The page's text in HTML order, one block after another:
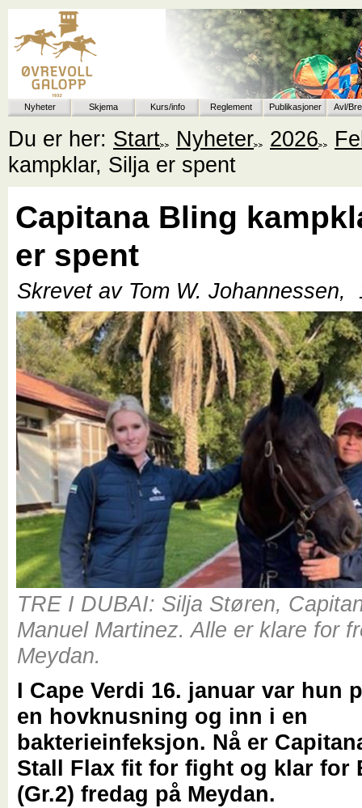
Nyheter Skjema Kurs/info Reglement Publikasjoner Avl/
Du er her: Start Nyheter 2026
kampklar, Silja er spent
Capitana Bling
er spent
Skrevet av Tom W. Johannessen,
TRE I DUBAI: Silja Støren,
Manuel Martinez. Alle er klare for
Meydan.
I Cape Verdi 16. januar var hun
en hovknusning og inn i en
bakterieinfeksjon. Nå er
Stall Flax fit for fight og klar for
(Gr.2) fredag på Meydan.